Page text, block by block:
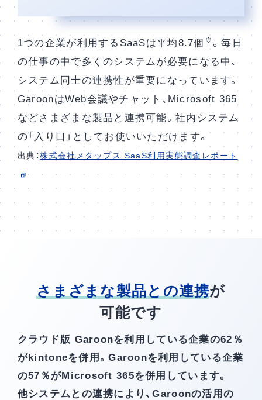
1つの企業が利用するSaaSは平均8.7個 ※ 。毎日
の仕事の中で多くのシステムが必要になる中、
システム同士の連携性が重要になっています。
GaroonはWeb会議やチャット、Microsoft 365
などさまざまな製品と連携可能。社内システム
の「入り口」としてお使いいただけます。
出典：株式会社メタップス SaaS利用実態調査レポート
さまざまな製品との連携が
可能です
クラウド版 Garoonを利用している企業の62％
がkintoneを併用。Garoonを利用している企業
の57％がMicrosoft 365を併用しています。
他システムとの連携により、Garoonの活用の